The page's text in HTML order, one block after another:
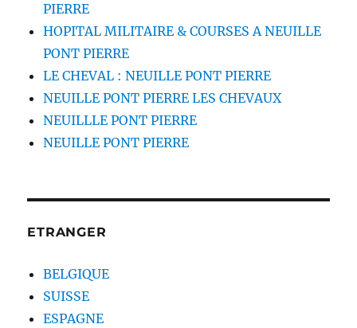
PIERRE
HOPITAL MILITAIRE & COURSES A NEUILLE
PONT PIERRE
LE CHEVAL : NEUILLE PONT PIERRE
NEUILLE PONT PIERRE LES CHEVAUX
NEUILLLE PONT PIERRE
NEUILLE PONT PIERRE
ETRANGER
BELGIQUE
SUISSE
ESPAGNE